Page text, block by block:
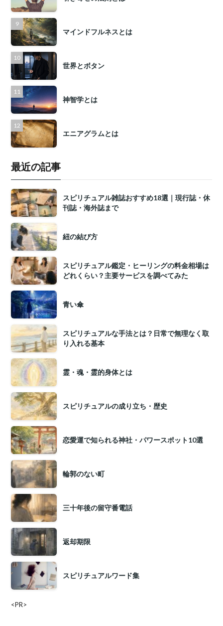
マインドフルネスとは
世界とボタン
神智学とは
エニアグラムとは
最近の記事
スピリチュアル雑誌おすすめ18選｜現行誌・休
刊誌・海外誌まで
紐の結び方
スピリチュアル鑑定・ヒーリングの料金相場は
どれくらい？主要サービスを調べてみた
青い傘
スピリチュアルな手法とは？日常で無理なく取
り入れる基本
霊・魂・霊的身体とは
スピリチュアルの成り立ち・歴史
恋愛運で知られる神社・パワースポット10選
輪郭のない町
三十年後の留守番電話
返却期限
スピリチュアルワード集
<PR>